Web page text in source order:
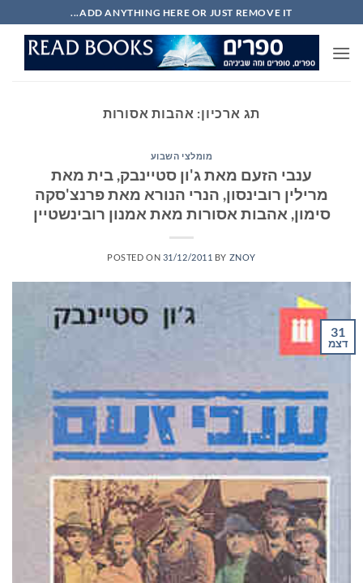
to
content
ADD ANYTHING HERE OR JUST REMOVE IT...
תג ארכיון: אהבות אסורות
מומלצי השבוע
ענבי הזעם מאת ג'ון סטיינבק, בית מאת
מרילין רובינסון, הנרי הנורא מאת פרנצ'סקה
סימון, אהבות אסורות מאת אמנון רובינשטיין
POSTED ON 31/12/2011 BY ZNOY
31
דצמ